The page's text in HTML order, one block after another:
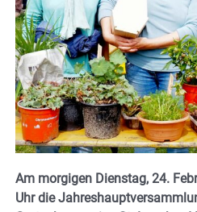
Am morgigen Dienstag, 24.
Uhr die